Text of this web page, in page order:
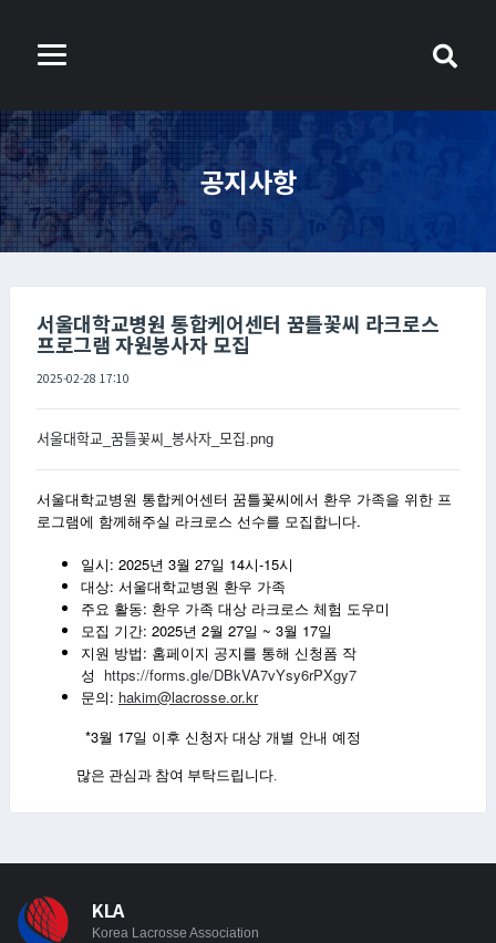
공지사항
서울대학교병원 통합케어센터 꿈틀꽃씨 라크로스
프로그램 자원봉사자 모집
2025-02-28 17:10
서울대학교_꿈틀꽃씨_봉사자_모집.png
서울대학교병원 통합케어센터 꿈틀꽃씨에서 환우 가족을 위한 프
로그램에 함께해주실 라크로스 선수를 모집합니다.
일시: 2025년 3월 27일 14시-15시
대상: 서울대학교병원 환우 가족
주요 활동: 환우 가족 대상 라크로스 체험 도우미
모집 기간: 2025년 2월 27일 ~ 3월 17일
지원 방법: 홈페이지 공지를 통해 신청폼 작
성 https://forms.gle/DBkVA7vYsy6rPXgy7
문의: hakim@lacrosse.or.kr
*3월 17일 이후 신청자 대상 개별 안내 예정
많은 관심과 참여 부탁드립니다.
KLA
Korea Lacrosse Association